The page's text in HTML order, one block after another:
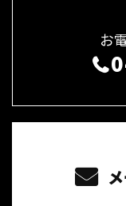
お